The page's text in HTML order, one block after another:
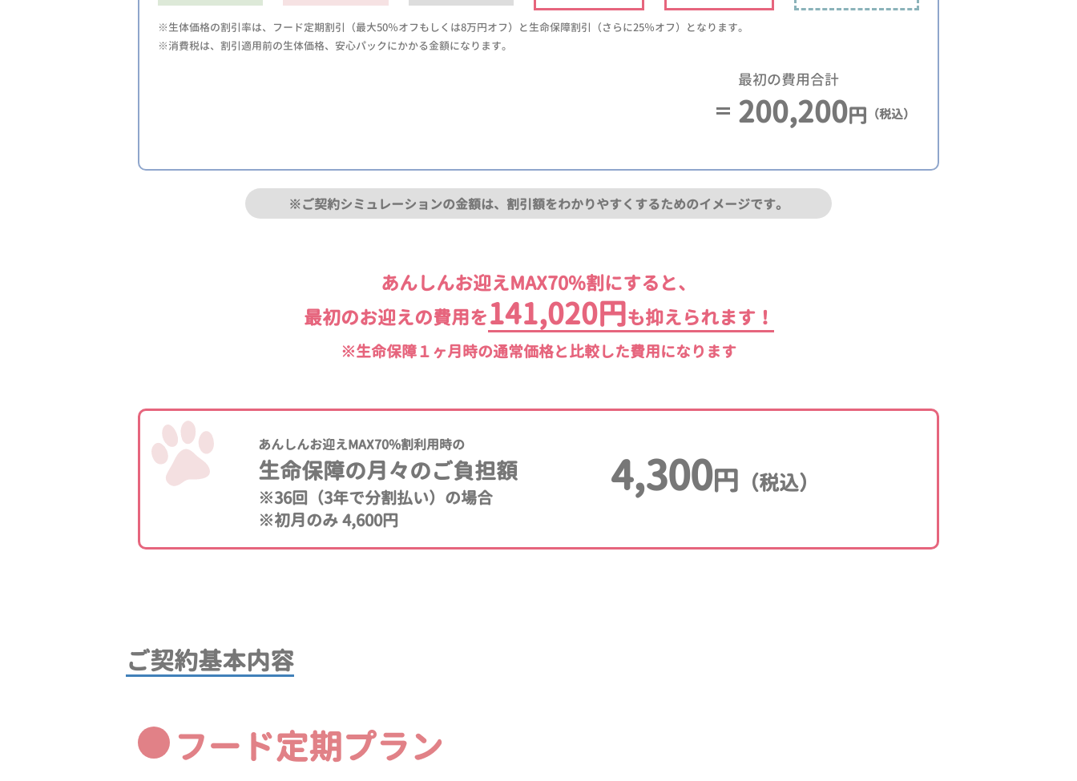
※生体価格の割引率は、フード定期割引（最大50％オフもしくは8万円オフ）と生命保障割引（さらに25％オフ）となります。
※消費税は、割引適用前の生体価格、安心パックにかかる金額になります。
最初の費用合計
200,200円 （税込）
※ご契約シミュレーションの金額は、割引額をわかりやすくするためのイメージです。
あんしんお迎えMAX70%割にすると、
最初のお迎えの費用を141,020円も抑えられます！
※生命保障１ヶ月時の通常価格と比較した費用になります
あんしんお迎えMAX70%割利用時の
生命保障の月々のご負担額
※36回（3年で分割払い）の場合
※初月のみ 4,600円
4,300円 （税込）
ご契約基本内容
フード定期プラン